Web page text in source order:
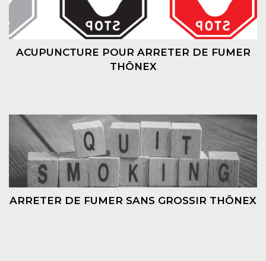
ACUPUNCTURE POUR ARRETER DE FUMER
THÔNEX
ARRETER DE FUMER SANS GROSSIR THÔNEX